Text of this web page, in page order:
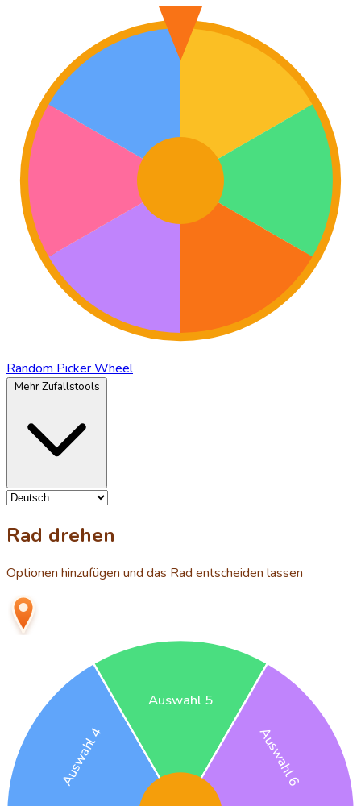
Random Picker Wheel
Rad drehen
Optionen hinzufügen und das Rad entscheiden lassen
Auswahl 4
Auswahl 5
Auswahl 6